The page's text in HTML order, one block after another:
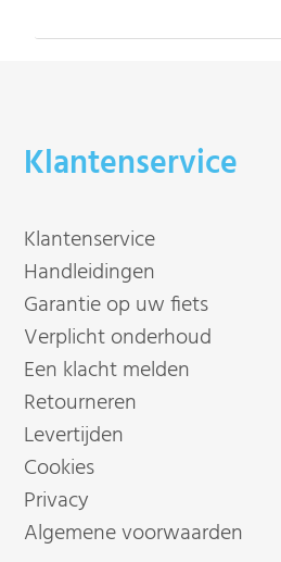
Klantenservice
Klantenservice
Handleidingen
Garantie op uw fiets
Verplicht onderhoud
Een klacht melden
Retourneren
Levertijden
Cookies
Privacy
Algemene voorwaarden